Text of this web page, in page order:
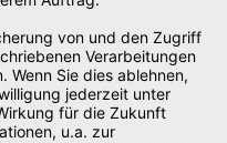
Systems